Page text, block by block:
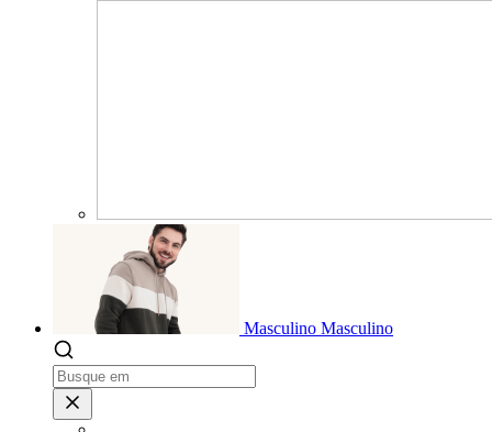
Masculino Masculino